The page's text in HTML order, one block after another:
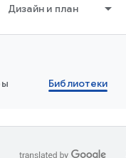
Дизайн и план
Библиотеки